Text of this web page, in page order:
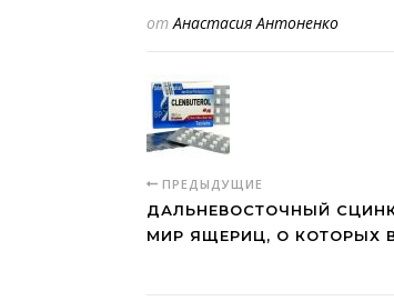
отАнастасия Антоненко
ПРЕДЫДУЩИЕ
ДАЛЬНЕВОСТОЧНЫЙ
МИР ЯЩЕРИЦ, О КОТОРЫХ